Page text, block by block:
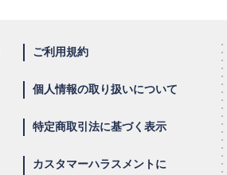
ご利用規約
個人情報の取り扱いについて
特定商取引法に基づく表示
カスタマーハラスメントに